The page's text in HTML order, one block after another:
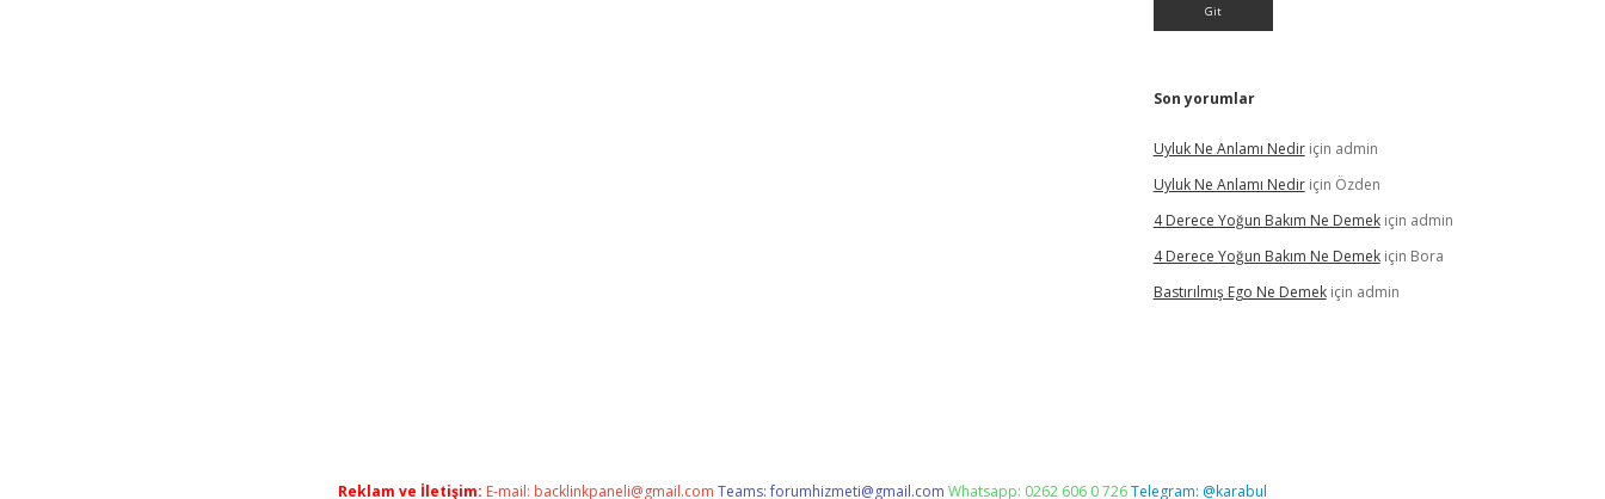
Son yorumlar
Uyluk Ne Anlamı Nediriçin admin
Uyluk Ne Anlamı Nediriçin Özden
4 Derece Yoğun Bakım Ne Demekiçin admin
4 Derece Yoğun Bakım Ne Demekiçin Bora
Bastırılmış Ego Ne Demekiçin admin
Reklam ve İletişim: E-mail: backlinkpaneli@gmail.com Teams:forumhizmeti@gmail.com Whatsapp: 0262 606 0 726Telegram: @karabul